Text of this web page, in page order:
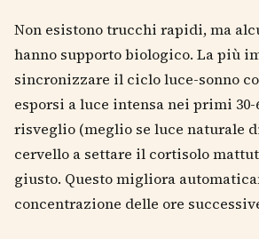
Non esistono trucchi rapidi, ma
hanno supporto biologico. La più
sincronizzare il ciclo luce-sonno
esporsi a luce intensa nei primi
risveglio (meglio se luce naturale
cervello a settare il cortisolo
giusto. Questo migliora
concentrazione delle ore